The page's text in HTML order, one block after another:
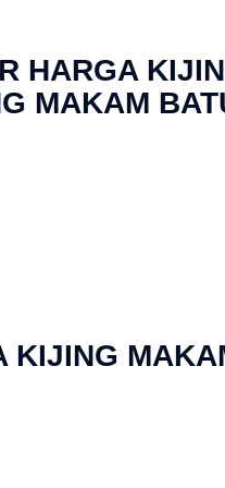
HARGA
MAKAM
KIJING